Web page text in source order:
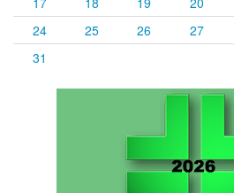
24
25 26 27
31